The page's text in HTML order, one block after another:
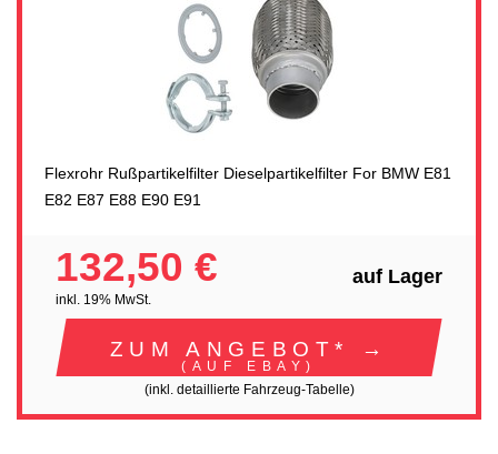
Flexrohr Rußpartikelfilter Dieselpartikelfilter For BMW E81
E82 E87 E88 E90 E91
132,50 €
inkl. 19% MwSt.
auf Lager
ZUM ANGEBOT* →
(AUF EBAY)
(inkl. detaillierte Fahrzeug-Tabelle)